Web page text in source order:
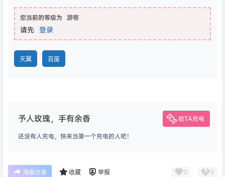
您当前的等级为 游客
请先 登录
天翼 百度
予人玫瑰，手有余香 给TA充电
还没有人充电，快来当第一个充电的人吧！
海报分享 收藏 举报 0 0